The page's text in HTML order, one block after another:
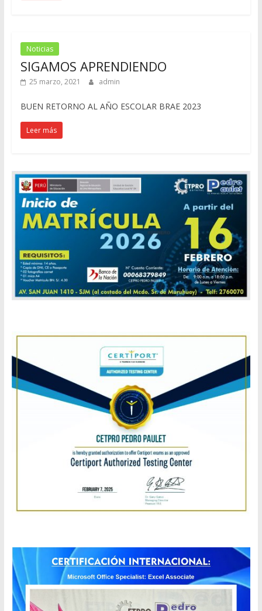
Noticias
SIGAMOS APRENDIENDO
25 marzo, 2021 admin
BUEN RETORNO AL AÑO ESCOLAR BRAE 2023
Leer más